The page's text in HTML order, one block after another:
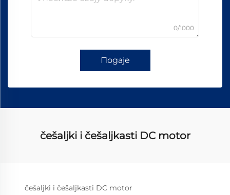
0/1000
Подаје
češaljki i češaljkasti DC motor
češaljki i češaljkasti DC motor